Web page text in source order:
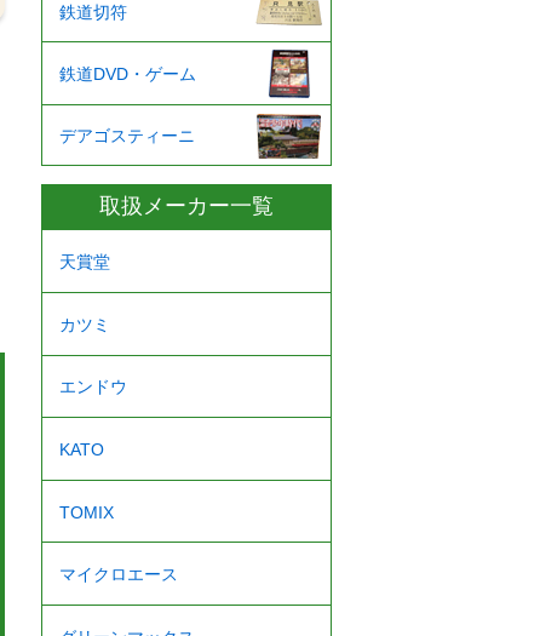
鉄道切符
鉄道DVD・ゲーム
デアゴスティーニ
取扱メーカー一覧
天賞堂
カツミ
エンドウ
KATO
TOMIX
マイクロエース